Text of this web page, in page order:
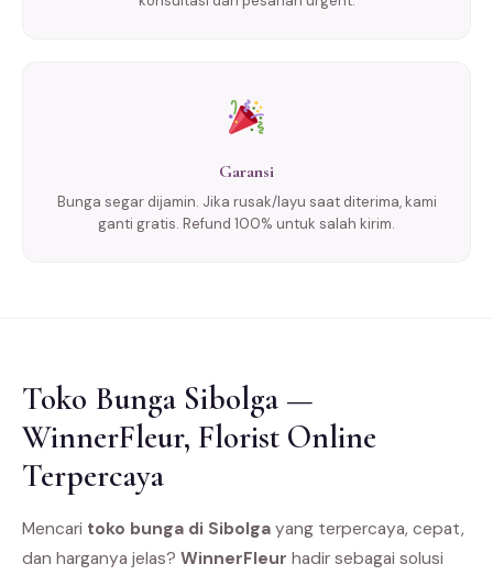
Garansi
Bunga segar dijamin. Jika rusak/layu saat diterima, kami
ganti gratis. Refund 100% untuk salah kirim.
Toko Bunga Sibolga —
WinnerFleur, Florist Online
Terpercaya
Mencari toko bunga di Sibolga yang terpercaya, cepat,
dan harganya jelas? WinnerFleur hadir sebagai solusi